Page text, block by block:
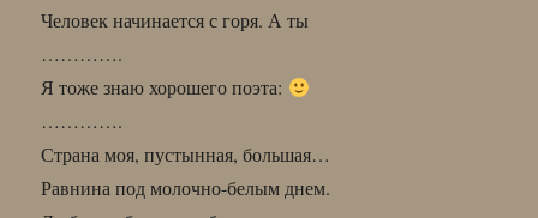
Человек начинается с горя. А ты
………….
Я тоже знаю хорошего поэта:
………….
Страна моя, пустынная, большая…
Равнина под молочно-белым днем.